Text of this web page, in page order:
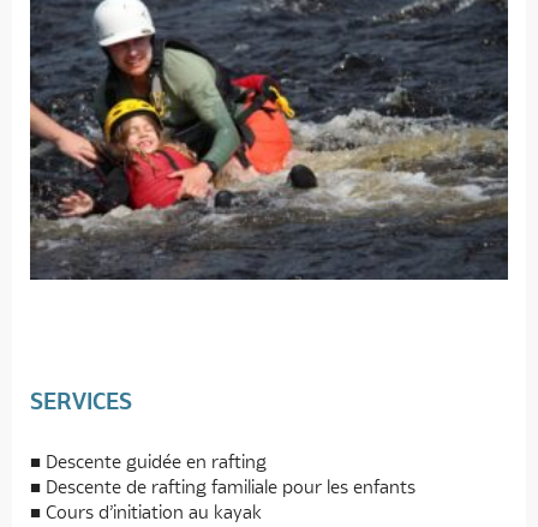
SERVICES
Descente guidée en rafting
Descente de rafting familiale pour les enfants
Cours d’initiation au kayak